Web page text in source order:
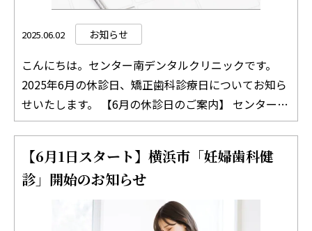
TEL：045-511-8312 どうぞよろしくお願いいたしま
す。 センター南デンタルクリニック 院長 吉竹 絵里
2025.06.02 お知らせ
こんにちは。センター南デンタルクリニックです。
2025年6月の休診日、矯正歯科診療日についてお知ら
せいたします。 【6月の休診日のご案内】 センター南
デンタルクリニックでは、火曜日、土曜日、祝日は休
（土曜日） 6月10日（火曜日） 6月14日（土曜日） 6
月17日（火曜日） 6月21日（土曜日） 6月24日（火曜
日） 6月28日（土曜日） 診療時間外の診療について
診療時間外の診療については、事前にご相談いただけ
【6月1日スタート】横浜市「妊婦歯科健
診」開始のお知らせ